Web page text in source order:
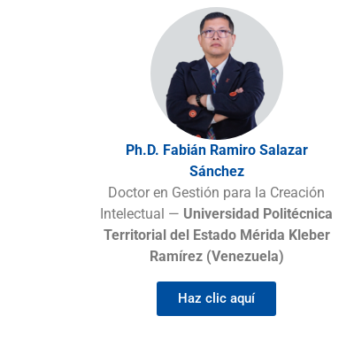
Ph.D. Fabián Ramiro Salazar
Sánchez
Doctor en Gestión para la Creación
Intelectual — Universidad Politécnica
Territorial del Estado Mérida Kleber
Ramírez (Venezuela)
Haz clic aquí